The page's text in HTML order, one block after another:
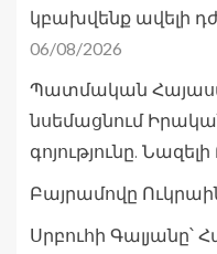
կբախվենք ավելի
06/08/2026
Պատմական
նսեմացնում
գոյությունը.
Բայրամովը
Սրբուհի Գալյանը՝